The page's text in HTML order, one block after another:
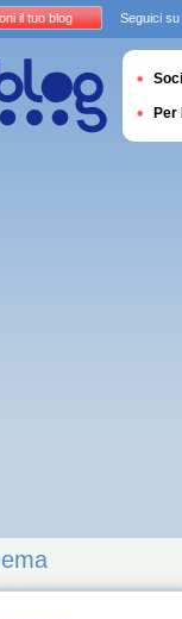
il tuo blog Seguici su
Per